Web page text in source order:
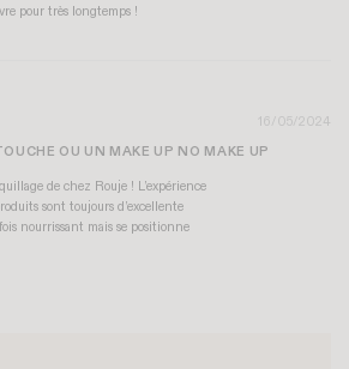
pour très longtemps !
16/05/2024
OU UN MAKE UP NO MAKE UP
de chez Rouje ! L’expérience
sont toujours d’excellente
nourrissant mais se positionne